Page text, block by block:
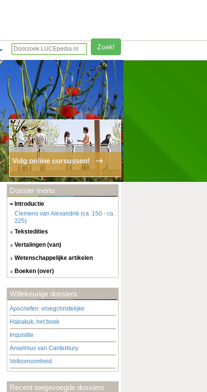
Zoek!
Volg online cursussen!
Dossier menu
introductie
Clemens van Alexandrië (ca. 150 - ca.
225)
tekstedities
vertalingen (van)
wetenschappelijke artikelen
boeken (over)
Willekeurige dossiers
Apocriefen: vroegchristelijke
Habakuk, het boek
Inquisitie
Anselmus van Canterbury
Volksvroomheid
Recent toegevoegde dossiers